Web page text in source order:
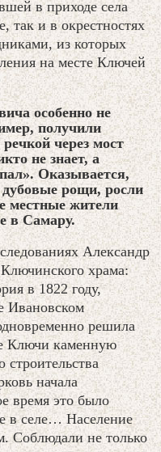
в приходе села
так и в окрестностях
из которых
на месте Ключей
особенно не
получили
через мост
не знает, а
Оказывается,
рощи, росли
местные жители
в Самару.
Александр
храма:
в 1822 году,
Ивановском
решила
Ключи каменную
строительства
начала
время это было
в селе… Население
Соблюдали не только